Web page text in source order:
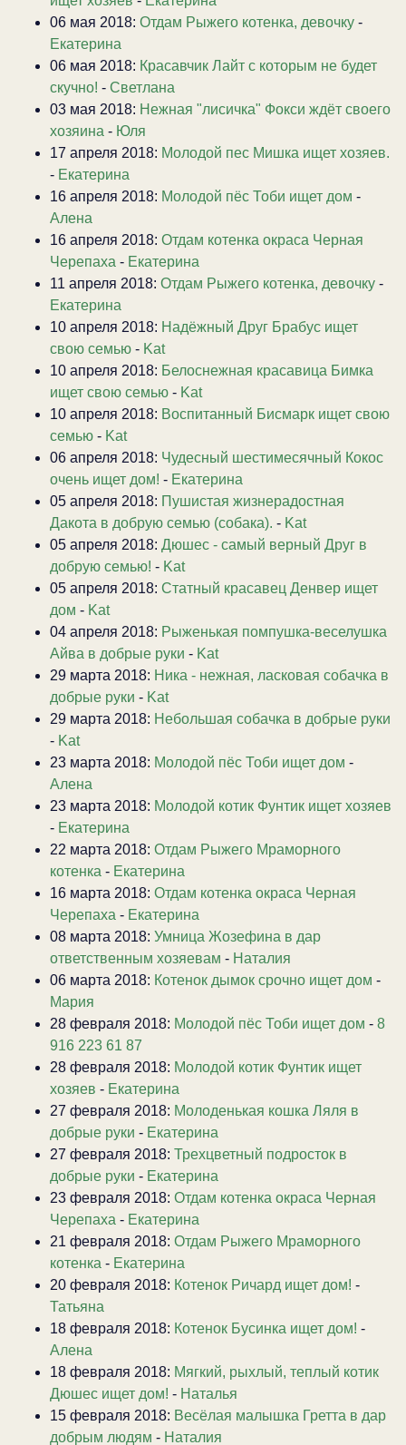
06 мая 2018: Отдам Рыжего котенка, девочку -
Екатерина
06 мая 2018: Красавчик Лайт с которым не будет
скучно! - Светлана
03 мая 2018: Нежная "лисичка" Фокси ждёт своего
хозяина - Юля
17 апреля 2018: Молодой пес Мишка ищет хозяев.
- Екатерина
16 апреля 2018: Молодой пёс Тоби ищет дом -
Алена
16 апреля 2018: Отдам котенка окраса Черная
Черепаха - Екатерина
11 апреля 2018: Отдам Рыжего котенка, девочку -
Екатерина
10 апреля 2018: Надёжный Друг Брабус ищет
свою семью - Kat
10 апреля 2018: Белоснежная красавица Бимка
ищет свою семью - Kat
10 апреля 2018: Воспитанный Бисмарк ищет свою
семью - Kat
06 апреля 2018: Чудесный шестимесячный Кокос
очень ищет дом! - Екатерина
05 апреля 2018: Пушистая жизнерадостная
Дакота в добрую семью (собака). - Kat
05 апреля 2018: Дюшес - самый верный Друг в
добрую семью! - Kat
05 апреля 2018: Статный красавец Денвер ищет
дом - Kat
04 апреля 2018: Рыженькая помпушка-веселушка
Айва в добрые руки - Kat
29 марта 2018: Ника - нежная, ласковая собачка в
добрые руки - Kat
29 марта 2018: Небольшая собачка в добрые руки
- Kat
23 марта 2018: Молодой пёс Тоби ищет дом -
Алена
23 марта 2018: Молодой котик Фунтик ищет хозяев
- Екатерина
22 марта 2018: Отдам Рыжего Мраморного
котенка - Екатерина
16 марта 2018: Отдам котенка окраса Черная
Черепаха - Екатерина
08 марта 2018: Умница Жозефина в дар
ответственным хозяевам - Наталия
06 марта 2018: Котенок дымок срочно ищет дом -
Мария
28 февраля 2018: Молодой пёс Тоби ищет дом - 8
916 223 61 87
28 февраля 2018: Молодой котик Фунтик ищет
хозяев - Екатерина
27 февраля 2018: Молоденькая кошка Ляля в
добрые руки - Екатерина
27 февраля 2018: Трехцветный подросток в
добрые руки - Екатерина
23 февраля 2018: Отдам котенка окраса Черная
Черепаха - Екатерина
21 февраля 2018: Отдам Рыжего Мраморного
котенка - Екатерина
20 февраля 2018: Котенок Ричард ищет дом! -
Татьяна
18 февраля 2018: Котенок Бусинка ищет дом! -
Алена
18 февраля 2018: Мягкий, рыхлый, теплый котик
Дюшес ищет дом! - Наталья
15 февраля 2018: Весёлая малышка Гретта в дар
добрым людям - Наталия